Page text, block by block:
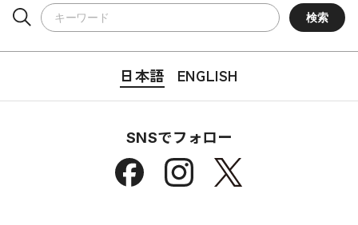
日本語 ENGLISH
SNSでフォロー